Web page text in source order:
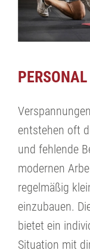
entstehen oft
und fehlende
modernen
regelmäßig
einzubauen.
bietet ein
Situation mit